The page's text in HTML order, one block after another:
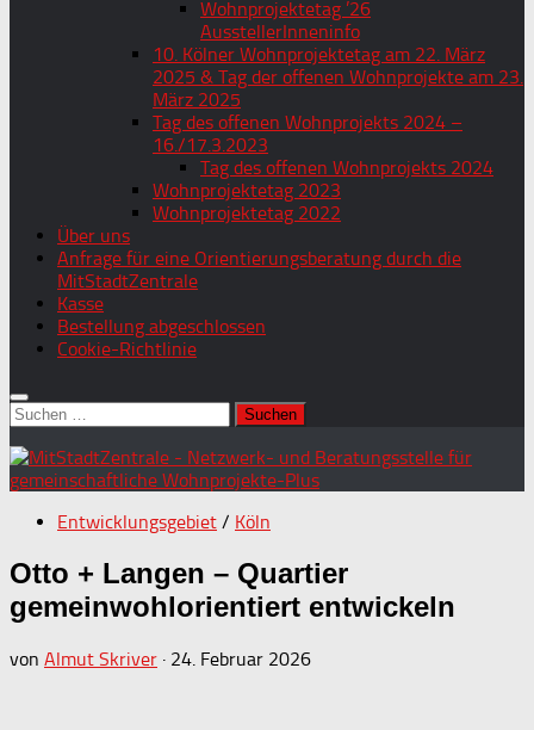
Wohnprojektetag ’26
AusstellerInneninfo
10. Kölner Wohnprojektetag am 22. März
2025 & Tag der offenen Wohnprojekte am 23.
März 2025
Tag des offenen Wohnprojekts 2024 –
16./17.3.2023
Tag des offenen Wohnprojekts 2024
Wohnprojektetag 2023
Wohnprojektetag 2022
Über uns
Anfrage für eine Orientierungsberatung durch die
MitStadtZentrale
Kasse
Bestellung abgeschlossen
Cookie-Richtlinie
Suchen
nach:
Entwicklungsgebiet / Köln
Otto + Langen – Quartier
gemeinwohlorientiert entwickeln
von Almut Skriver · 24. Februar 2026